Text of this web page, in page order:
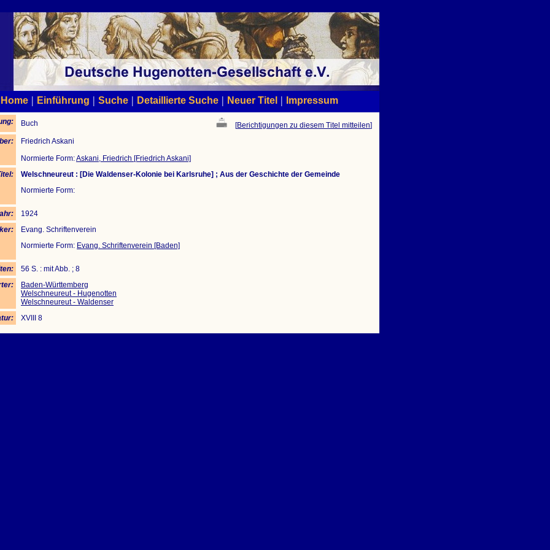
Home | Einführung | Suche | Detaillierte Suche | Neuer Titel | Impressum
Buch [Berichtigungen zu diesem Titel mitteilen]
Friedrich Askani
Normierte Form:Askani, Friedrich [Friedrich Askani]
Welschneureut : [Die Waldenser-Kolonie bei Karlsruhe] ; Aus der Geschichte der Gemeinde
Normierte Form:
1924
Evang. Schriftenverein
Normierte Form: Evang. Schriftenverein [Baden]
56 S. : mit Abb. ; 8
Baden-Württemberg
Welschneureut - Hugenotten
Welschneureut - Waldenser
XVIII 8